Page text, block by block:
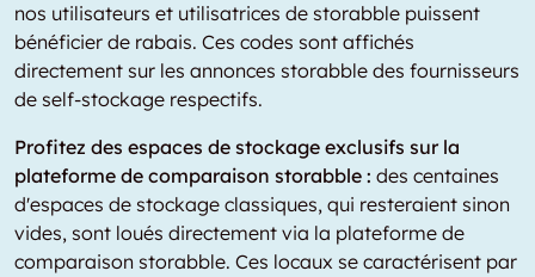
nos utilisateurs et utilisatrices de storabble puissent
bénéficier de rabais. Ces codes sont affichés
directement sur les annonces storabble des fournisseurs
de self-stockage respectifs.
Profitez des espaces de stockage exclusifs sur la
plateforme de comparaison storabble : des centaines
d'espaces de stockage classiques, qui resteraient sinon
vides, sont loués directement via la plateforme de
comparaison storabble. Ces locaux se caractérisent par